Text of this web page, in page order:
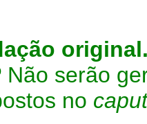
Não serão
no caput